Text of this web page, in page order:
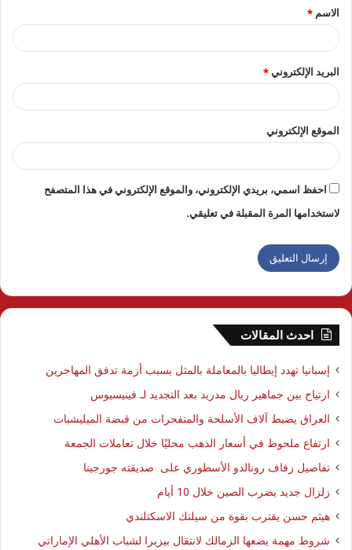
*
الاسم *
البريد الإلكتروني*
الموقع الإلكتروني
احفظ اسمي، بريدي الإلكتروني، والموقع الإلكتروني في هذا المتصفح
لاستخدامها المرة المقبلة في تعليقي.
احدث المقالات
إسبانيا تهدد إيطاليا بالمعاملة بالمثل بسبب أزمة تدفق المهاجرين
ارتياح بين جماهير ريال مدريد بعد التجديد لـ فينيسيوس
العراق يضبط آلاف الأسلحة والمتفجرات من قبضة الميليشبات
ارتفاع ملحوظ في أسعار الذهب محليًا خلال تعاملات الجمعة
تفاصيل زفاف رونالدو الأسطوري على صديقته جورجينا
زلزال جديد يضرب الصين خلال 10 أيام
هيثم حسن يقترب بقوة من سيلتك الاسكتلندي
شروط مهمة يضعها الزمالك لانتقال بيزيرا لشباب الأهلي الإماراتي